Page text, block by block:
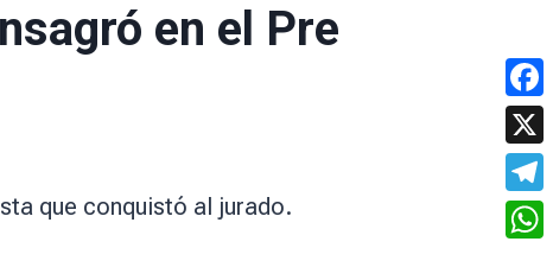
en el Pre
que conquistó al jurado.
X